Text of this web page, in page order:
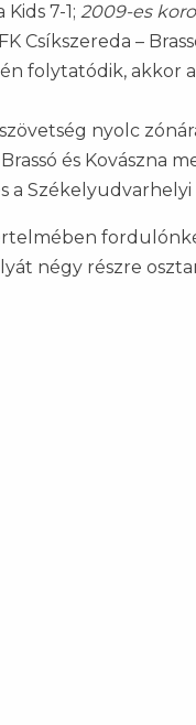
Kids 7-1; 2009-es
Csíkszereda –
folytatódik, akkor
nyolc
Brassó és
a
négy részre